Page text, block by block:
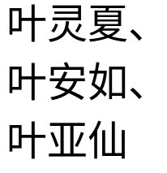
叶灵夏
叶安如
叶亚仙